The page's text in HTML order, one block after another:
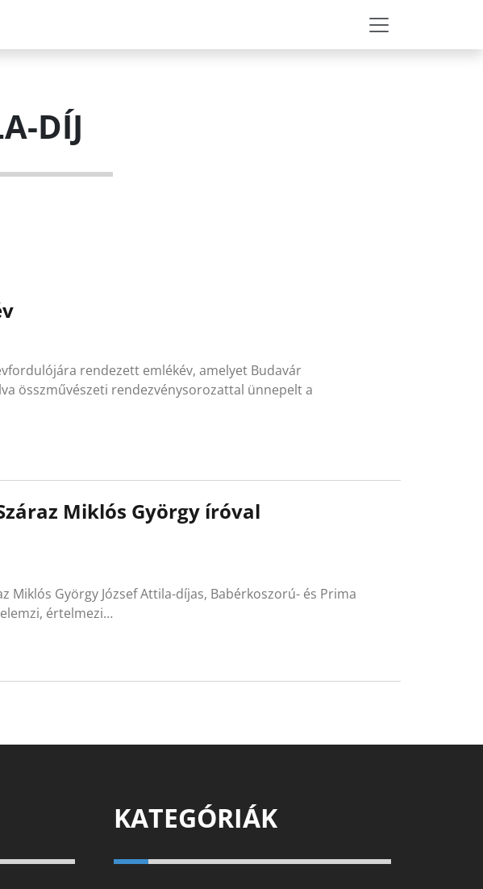
DÍJ
rendezett emlékév, amelyet Budavár
összművészeti rendezvénysorozattal ünnepelt a
Miklós György íróval
Miklós György József Attila-díjas, Babérkoszorú- és Prima
értelmezi…
KATEGÓRIÁK